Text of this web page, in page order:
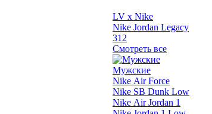
LV x Nike
Nike Jordan Legacy
312
Смотреть все
Мужские
Nike Air Force
Nike SB Dunk Low
Nike Air Jordan 1